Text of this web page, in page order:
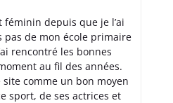
féminin depuis que je l’ai
pas de mon école primaire
rencontré les bonnes
au fil des années.
site comme un bon moyen
sport, de ses actrices et